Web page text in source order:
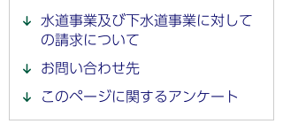
水道事業及び下水道事業に対して
の請求について
お問い合わせ先
このページに関するアンケート